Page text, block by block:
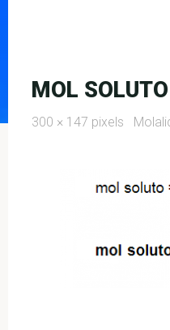
MOL SOLUTO
Full
300 × 147 pixels